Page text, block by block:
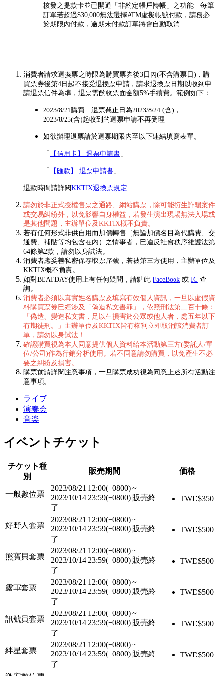
核發之提款卡並已開通「非約定帳戶轉帳」之功能，每筆
訂單若超過$30,000無法選擇ATM虛擬帳號付款，請務必
於期限內付款，逾期未付款訂單將會自動取消
消費者請求退換票之時限為購買票券後3日內(不含購票日)，購
買票券後第4日起不接受退換票申請，請求退換票日期以收到申
請退票信件為準，退票需酌收票面金額5%手續費。範例如下：
2023/8/21購買，退票截止日為2023/8/24 (含)，
2023/8/25(含)起收到的退票申請不再受理
如欲辦理退票請於退票期限內至以下連結填寫表單。
「 【信用卡】 退票申請書 」
「 【匯款】 退票申請書 」
退款時間請詳閱KKTIX退換票規定
請勿於非正式授權售票之通路、網站購票，除可能衍生詐騙案件
或交易糾紛外，以免影響自身權益，若發生演出現場無法入場或
是其他問題，主辦單位及KKTIX概不負責。
若有任何形式非供自用而加價轉售（無論加價名目為代購費、交
通費、補貼等均包含在內）之情事者，已違反社會秩序維護法第
64條第2款，請勿以身試法。
消費者應妥善私密保存取票序號，若被第三方使用，主辦單位及
KKTIX概不負責。
如對BEATDAY使用上有任何疑問，請點此 FaceBook 或 IG 查
詢。
消費者必須以真實姓名購票及填寫有效個人資訊，一旦以虛假資
料購買票券已經涉及「偽造私文書罪」，依照刑法第二百十條：
「偽造、變造私文書，足以生損害於公眾或他人者，處五年以下
有期徒刑。」主辦單位及KKTIX皆有權利立即取消該消費者訂
單，請勿以身試法！
確認購買視為本人同意提供個人資料給本活動第三方(委託人/單
位/公司)作為行銷分析使用。若不同意請勿購買，以免產生不必
要之糾紛及損害。
購票前請詳閱注意事項，一旦購票成功視為同意上述所有活動注
意事項。
ライブ
演奏会
音楽
イベントチケット
チケット種
別
販売期間 価格
一般數位票
2023/08/21 12:00(+0800) ~
2023/10/14 23:59(+0800) 販売終
了
TWD$350
好野人套票
2023/08/21 12:00(+0800) ~
2023/10/14 23:59(+0800) 販売終
了
TWD$500
熊寶貝套票
2023/08/21 12:00(+0800) ~
2023/10/14 23:59(+0800) 販売終
了
TWD$500
露軍套票
2023/08/21 12:00(+0800) ~
2023/10/14 23:59(+0800) 販売終
了
TWD$500
訊號員套票
2023/08/21 12:00(+0800) ~
2023/10/14 23:59(+0800) 販売終
了
TWD$500
絆星套票
2023/08/21 12:00(+0800) ~
2023/10/14 23:59(+0800) 販売終
了
TWD$500